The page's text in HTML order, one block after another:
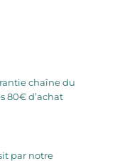
chaîne du
80€ d’achat
par notre